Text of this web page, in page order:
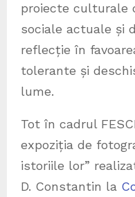
proiecte culturale
sociale actuale și
reflecție în
tolerante și
lume.
Tot în cadrul
expoziția de
istoriile lor”
D. Constantin la